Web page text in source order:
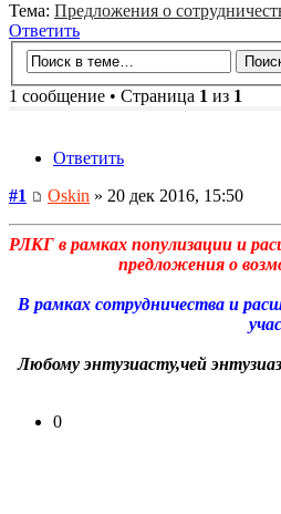
Тема: Предложения о
Ответить
1 сообщение • Страница 1 из 1
Ответить
#1
Oskin » 20 дек 2016, 15:50
РЛКГ в рамках популизации и
предложения о
В рамках сотрудничества и
Любому энтузиасту,чей
0